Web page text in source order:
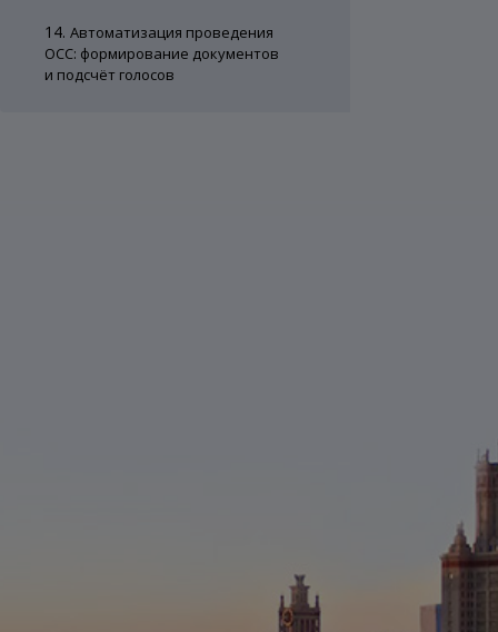
14. Автоматизация проведения
ОСС: формирование документов
и подсчёт голосов